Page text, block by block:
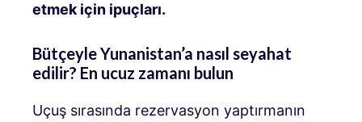
etmek için ipuçları.
Bütçeyle Yunanistan’a nasıl seyahat
edilir? En ucuz zamanı bulun
Uçuş sırasında rezervasyon yaptırmanın